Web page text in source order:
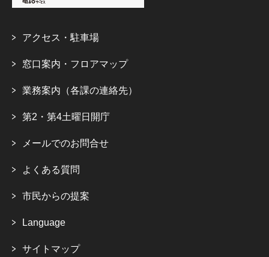
アクセス・駐車場
窓口案内・フロアマップ
業務案内（各課の連絡先）
第2・第4土曜日開庁
メールでのお問合せ
よくある質問
市民からの提案
Language
サイトマップ